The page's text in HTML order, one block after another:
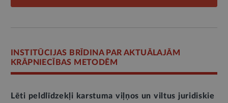
INSTITŪCIJAS BRĪDINA PAR AKTUĀLAJĀM
KRĀPNIECĪBAS METODĒM
Lēti peldlīdzekļi karstuma viļņos un viltus juridiskie